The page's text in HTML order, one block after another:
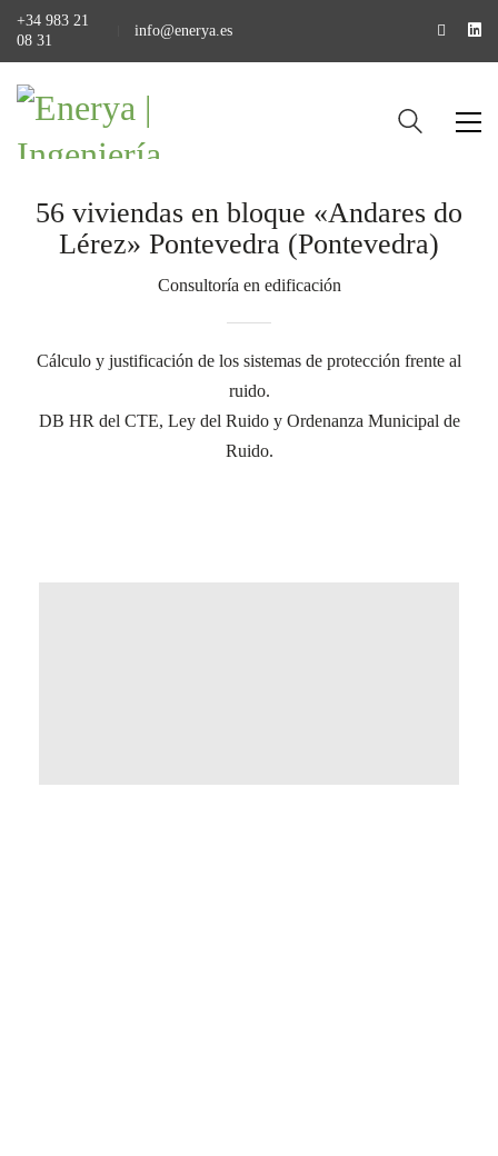
+34 983 21
08 31
info@enerya.es
56 viviendas en bloque «Andares do
Lérez» Pontevedra (Pontevedra)
Consultoría en edificación
Cálculo y justificación de los sistemas de protección frente al
ruido.
DB HR del CTE, Ley del Ruido y Ordenanza Municipal de
Ruido.